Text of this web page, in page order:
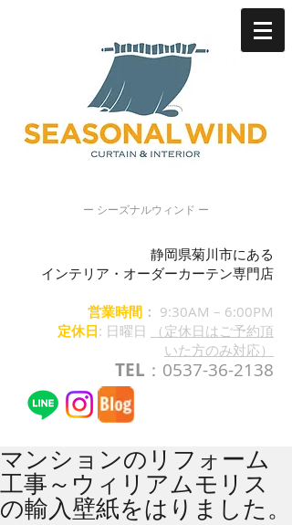
ー シーズナルウィンド ー
静岡県菊川市にある
インテリア・オーダーカーテン専門店
営業時間 ： 9:30AM – 6:00PM
定休日: 日曜日
（定休日はご予約頂
いた方のみ対応）
TEL ：0537-36-2138
マンションのリフォーム
工事～ウィリアムモリス
の輸入壁紙をはりました。